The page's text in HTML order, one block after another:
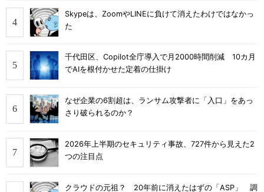
Skypeは、ZoomやLINEに負けて消えたわけではなかっ
た
千代田区、Copilot全庁導入で月2000時間削減 10カ月
でAIを根付かせた定着の仕掛け
なぜ企業の6割超は、ランサム攻撃者に「入口」をあっ
さり破られるのか？
2026年上半期のセキュリティ事故、727件から見えた2
つの注目点
クラウドの元祖？ 20年前に消えたはずの「ASP」 調